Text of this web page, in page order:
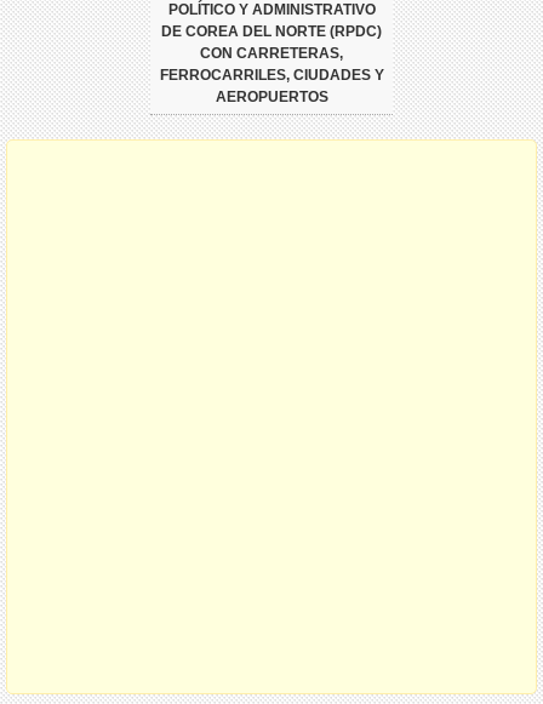
POLÍTICO Y ADMINISTRATIVO
DE COREA DEL NORTE (RPDC)
CON CARRETERAS,
FERROCARRILES, CIUDADES Y
AEROPUERTOS